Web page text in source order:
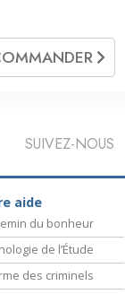
SUIVEZ-NOUS
aide
du bonheur
de l’Étude
des criminels